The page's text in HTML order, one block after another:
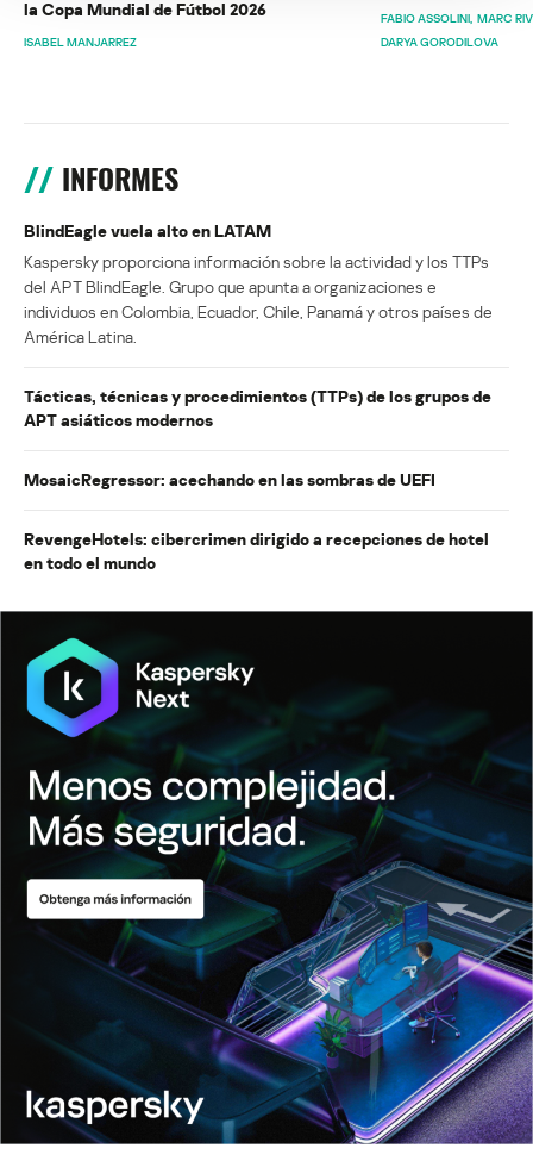
la Copa Mundial de Fútbol 2026
ISABEL MANJARREZ
FABIO ASSOLINI MARC
DARYA GORODILOVA
INFORMES
BlindEagle vuela alto en LATAM
Kaspersky proporciona información sobre la actividad y los TTPs
del APT BlindEagle. Grupo que apunta a organizaciones e
individuos en Colombia, Ecuador, Chile, Panamá y otros países de
América Latina.
Tácticas, técnicas y procedimientos (TTPs) de los grupos de
APT asiáticos modernos
MosaicRegressor: acechando en las sombras de UEFI
RevengeHotels: cibercrimen dirigido a recepciones de hotel
en todo el mundo